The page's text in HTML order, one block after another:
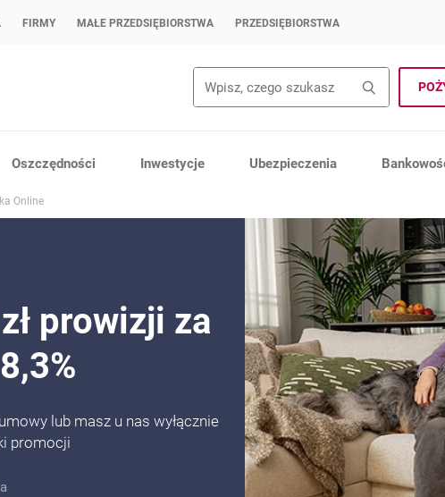
FIRMY MAŁE PRZEDSIĘBIORSTWA PRZEDSIĘBIORSTWA
Oszczędności Inwestycje Ubezpieczenia
Online
prowizji za
lub masz u nas wyłącznie
promocji